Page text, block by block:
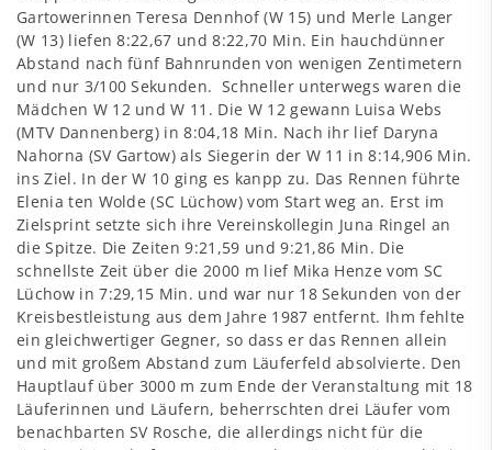
Gartowerinnen Teresa Dennhof (W 15) und Merle Langer
(W 13) liefen 8:22,67 und 8:22,70 Min. Ein hauchdünner
Abstand nach fünf Bahnrunden von wenigen Zentimetern
und nur 3/100 Sekunden. Schneller unterwegs waren die
Mädchen W 12 und W 11. Die W 12 gewann Luisa Webs
(MTV Dannenberg) in 8:04,18 Min. Nach ihr lief Daryna
Nahorna (SV Gartow) als Siegerin der W 11 in 8:14,906 Min.
ins Ziel. In der W 10 ging es kanpp zu. Das Rennen führte
Elenia ten Wolde (SC Lüchow) vom Start weg an. Erst im
Zielsprint setzte sich ihre Vereinskollegin Juna Ringel an
die Spitze. Die Zeiten 9:21,59 und 9:21,86 Min. Die
schnellste Zeit über die 2000 m lief Mika Henze vom SC
Lüchow in 7:29,15 Min. und war nur 18 Sekunden von der
Kreisbestleistung aus dem Jahre 1987 entfernt. Ihm fehlte
ein gleichwertiger Gegner, so dass er das Rennen allein
und mit großem Abstand zum Läuferfeld absolvierte. Den
Hauptlauf über 3000 m zum Ende der Veranstaltung mit 18
Läuferinnen und Läufern, beherrschten drei Läufer vom
benachbarten SV Rosche, die allerdings nicht für die